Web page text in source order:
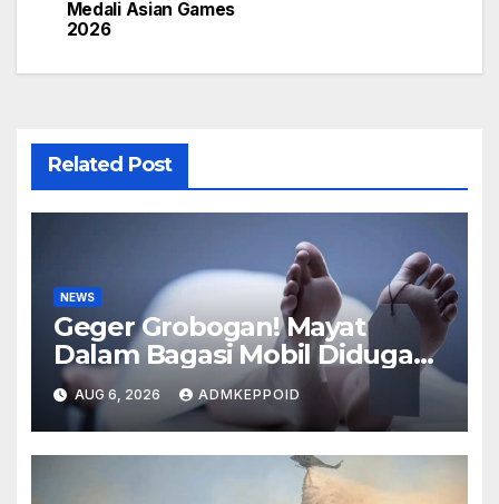
Medali Asian Games
2026
Related Post
NEWS
Geger Grobogan! Mayat
Dalam Bagasi Mobil Diduga
Terkait Hilangnya Bos Konter
HP
AUG 6, 2026 ADMKEPPOID